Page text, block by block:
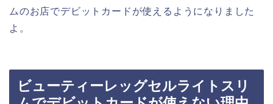
ムのお店でデビットカードが使えるようになりました
よ。
ビューティーレッグセルライトスリ